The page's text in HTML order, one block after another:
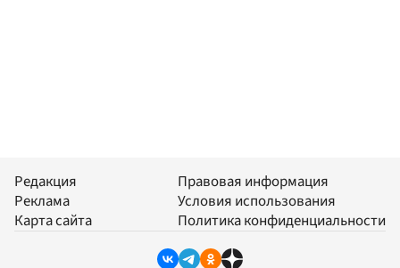
Редакция
Реклама
Карта сайта
Правовая информация
Условия использования
Политика конфиденциальности